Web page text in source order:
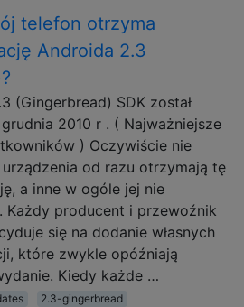
telefon otrzyma
Androida 2.3
(Gingerbread) SDK został
2010 r . ( Najważniejsze
) Oczywiście nie
od razu otrzymają tę
a inne w ogóle jej nie
Każdy producent i przewoźnik
się na dodanie własnych
które zwykle opóźniają
Kiedy każde …
2.3-gingerbread